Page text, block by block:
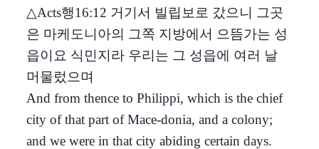
△Acts행16:12 거기서 빌립보로 갔으니 그곳
은 마케도니아의 그쪽 지방에서 으뜸가는 성
읍이요 식민지라 우리는 그 성읍에 여러 날
머물렀으며
And from thence to Philippi, which is the chief
city of that part of Mace-donia, and a colony;
and we were in that city abiding certain days.